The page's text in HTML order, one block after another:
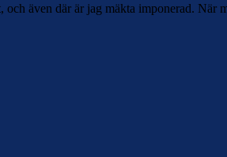
även där är jag mäkta imponerad. När